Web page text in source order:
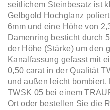
seitlichem Steinbesatz ist
Gelbgold Hochglanz
6mm und eine Höhe von
Damenring besticht durch
der Höhe (Stärke) um den
Kanalfassung gefasst mit
0,50 carat in der Qualität
und außen leicht bombiert.
TWSK 05 bei einem
Ort oder bestellen Sie die